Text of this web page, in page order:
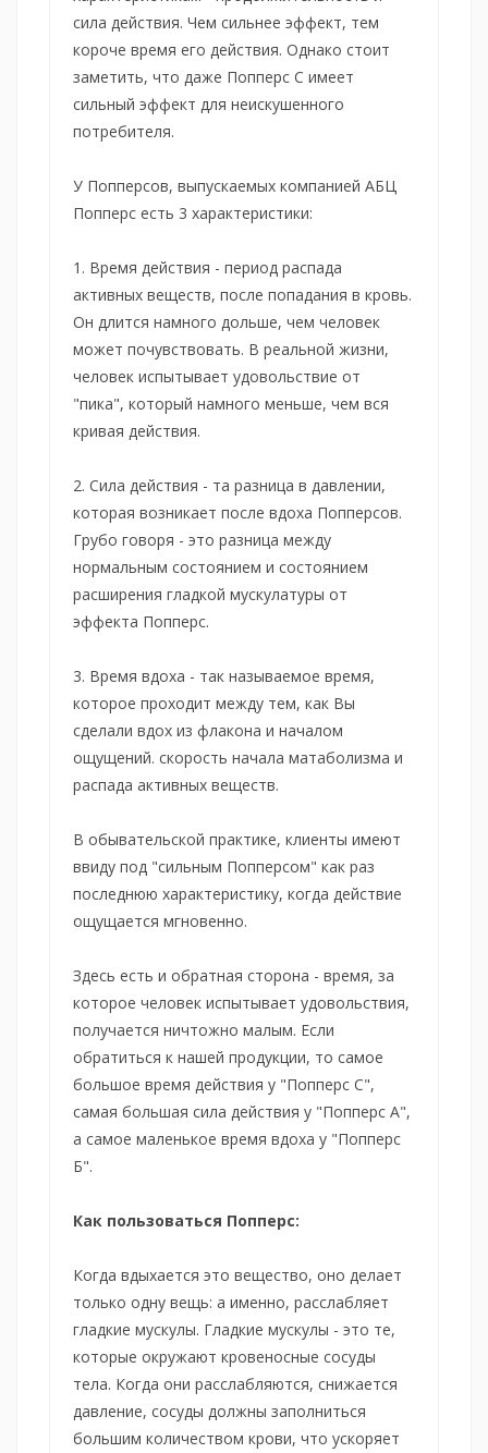
сила действия. Чем сильнее эффект, тем
короче время его действия. Однако стоит
заметить, что даже Попперс С имеет
сильный эффект для неискушенного
потребителя.
У Попперсов, выпускаемых компанией АБЦ
Попперс есть 3 характеристики:
1. Время действия - период распада
активных веществ, после попадания в кровь.
Он длится намного дольше, чем человек
может почувствовать. В реальной жизни,
человек испытывает удовольствие от
"пика", который намного меньше, чем вся
кривая действия.
2. Сила действия - та разница в давлении,
которая возникает после вдоха Попперсов.
Грубо говоря - это разница между
нормальным состоянием и состоянием
расширения гладкой мускулатуры от
эффекта Попперс.
3. Время вдоха - так называемое время,
которое проходит между тем, как Вы
сделали вдох из флакона и началом
ощущений. скорость начала матаболизма и
распада активных веществ.
В обывательской практике, клиенты имеют
ввиду под "сильным Попперсом" как раз
последнюю характеристику, когда действие
ощущается мгновенно.
Здесь есть и обратная сторона - время, за
которое человек испытывает удовольствия,
получается ничтожно малым. Если
обратиться к нашей продукции, то самое
большое время действия у "Попперс С",
самая большая сила действия у "Попперс А",
а самое маленькое время вдоха у "Попперс
Б".
Как пользоваться Попперс:
Когда вдыхается это вещество, оно делает
только одну вещь: а именно, расслабляет
гладкие мускулы. Гладкие мускулы - это те,
которые окружают кровеносные сосуды
тела. Когда они расслабляются, снижается
давление, сосуды должны заполниться
большим количеством крови, что ускоряет